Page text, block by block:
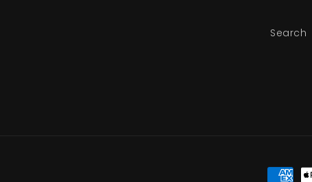
Search
Moyens